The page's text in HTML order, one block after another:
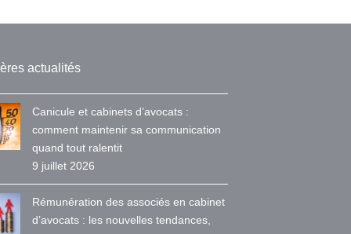
actualités
Canicule et cabinets d’avocats :
comment maintenir sa communication
quand tout ralentit
9 juillet 2026
Rémunération des associés en cabinet
d’avocats : les nouvelles tendances,